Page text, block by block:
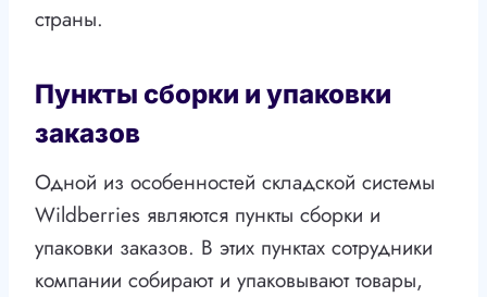
страны.
Пункты сборки и упаковки
заказов
Одной из особенностей складской системы
Wildberries являются пункты сборки и
упаковки заказов. В этих пунктах сотрудники
компании собирают и упаковывают товары,